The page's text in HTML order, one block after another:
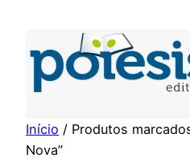
conteúdo
Início / Produtos
Nova”